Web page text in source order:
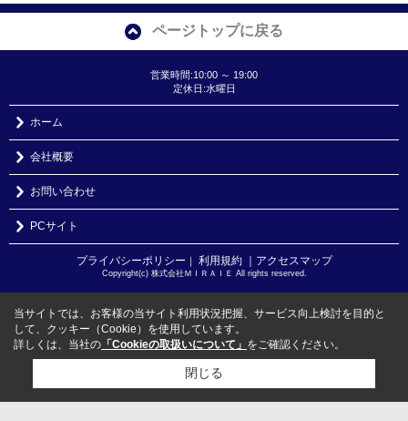
ページトップに戻る
営業時間:10:00 ～ 19:00
定休日:水曜日
ホーム
会社概要
お問い合わせ
PCサイト
プライバシーポリシー ｜ 利用規約 ｜アクセスマップ
Copyright(c) 株式会社ＭＩＲＡＩＥ All rights reserved.
当サイトでは、お客様の当サイト利用状況把握、サービス向上検討を目的と
して、クッキー（Cookie）を使用しています。
詳しくは、当社の 「Cookieの取扱いについて」 をご確認ください。
閉じる